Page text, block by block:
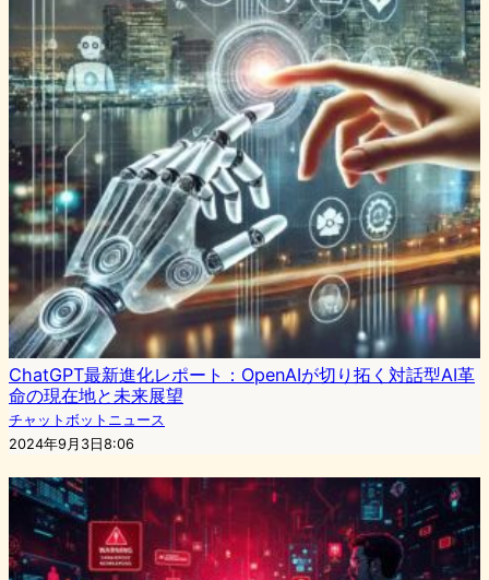
ChatGPT最新進化レポート：OpenAIが切り拓く対話型AI革
命の現在地と未来展望
チャットボットニュース
2024年9月3日8:06